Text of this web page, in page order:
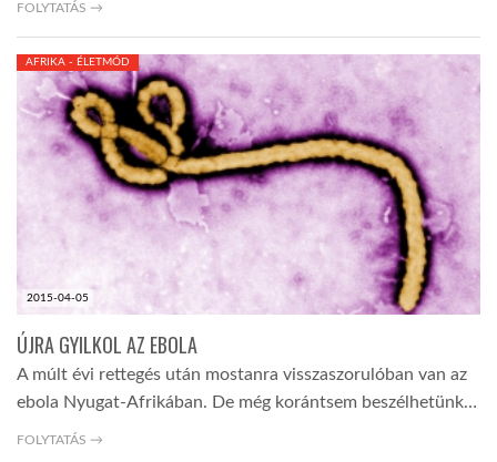
FOLYTATÁS →
2015-04-05
AFRIKA - ÉLETMÓD
ÚJRA GYILKOL AZ EBOLA
A múlt évi rettegés után mostanra visszaszorulóban van az
ebola Nyugat-Afrikában. De még korántsem beszélhetünk…
FOLYTATÁS →